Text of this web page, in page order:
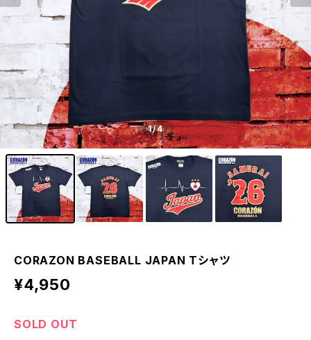
1/4
CORAZON BASEBALL JAPAN Tシャツ
¥4,950
SOLD OUT